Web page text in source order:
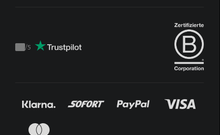
Trustpilot
/5